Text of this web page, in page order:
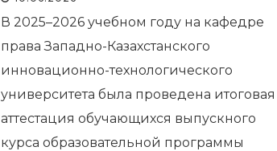
6В04202 – Юриспруденция
В 2025–2026 учебном году на кафедре
права Западно-Казахстанского
инновационно-технологического
университета была проведена итоговая
аттестация обучающихся выпускного
курса образовательной программы